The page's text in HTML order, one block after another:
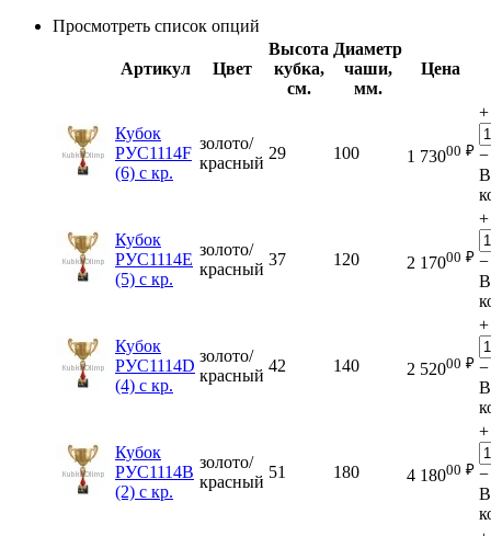
Просмотреть список опций
Артикул Цвет
Высота
кубка,
см.
Диаметр
чаши,
мм.
Цена
Кубок
РУС1114F
(6) с кр.
золото/
красный
29 100 1 73000 ₽
+
−
В
Кубок
РУС1114E
(5) с кр.
золото/
красный
37 120 2 17000 ₽
+
−
В
Кубок
РУС1114D
(4) с кр.
золото/
красный
42 140 2 52000 ₽
+
−
В
Кубок
РУС1114B
(2) с кр.
золото/
красный
51 180 4 18000 ₽
+
−
В